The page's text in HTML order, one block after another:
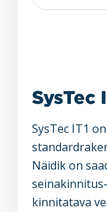
SysTec
SysTec IT1
Näidik on
kinnitatava